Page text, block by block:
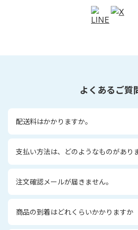
よくあるご質
配送料はかかりますか。
支払い方法は、どのようなものがあり
注文確認メールが届きません。
商品の到着はどれくらいかかりますか